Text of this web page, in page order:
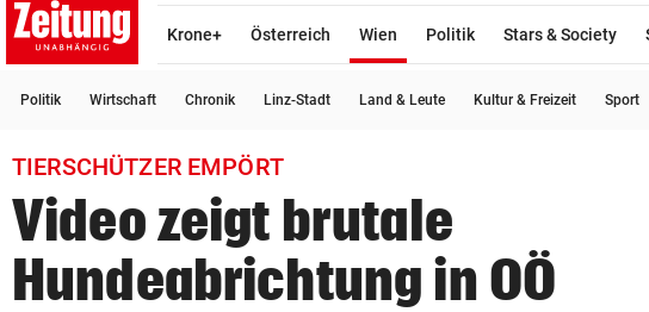
account_circle Anmelden
arrow_right
bookmark
Suchbegriff
eingeben
Krone+ Österreich Wien
Politik
Stars & Society
Politik Wirtschaft Chronik Linz-Stadt Land & Leute Kultur & Freizeit Sport
TIERSCHÜTZER EMPÖRT
Video zeigt brutale
Hundeabrichtung in OÖ